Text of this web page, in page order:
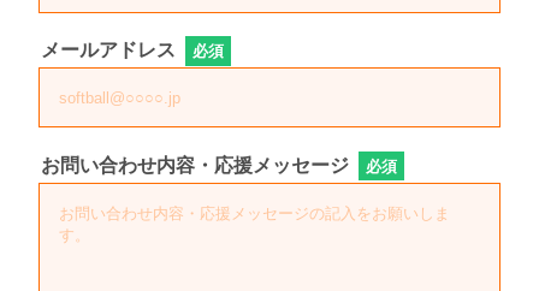
メールアドレス 必須
お問い合わせ内容・応援メッセージ 必須